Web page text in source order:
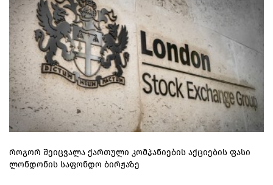
როგორ შეიცვალა ქართული კომპანიების აქციების ფასი
ლონდონის საფონდო ბირჟაზე